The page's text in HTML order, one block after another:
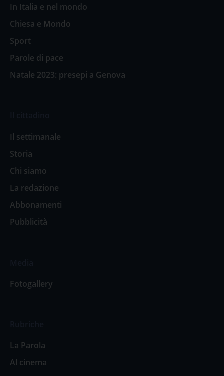
In Italia e nel mondo
Chiesa e Mondo
Sport
Parole di pace
Natale 2023: presepi a Genova
Il settimanale
Storia
Chi siamo
La redazione
Abbonamenti
Pubblicità
Fotogallery
La Parola
Al cinema